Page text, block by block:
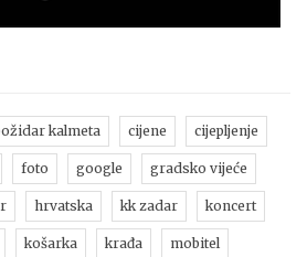
kalmeta cijene cijepljenje
foto google gradsko vijeće
hrvatska kk zadar koncert
košarka krađa mobitel